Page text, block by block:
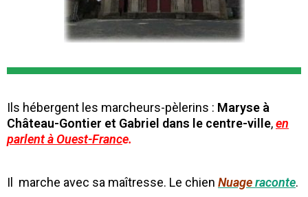
Ils hébergent les marcheurs-pèlerins : Maryse à
Château-Gontier et Gabriel dans le centre-ville,en
parlent à Ouest-France.
Il marche avec sa maîtresse. Le chien Nuageraconte.